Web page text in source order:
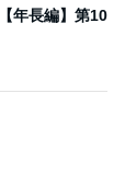
年長編】第10